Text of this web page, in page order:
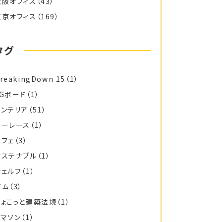
オフィス （169）
グ
15 （1）
ボード （1）
テリア （51）
レース （1）
ェ （3）
テナブル （1）
ルフ （1）
（3）
こっと建築法規 （1）
ソン （1）